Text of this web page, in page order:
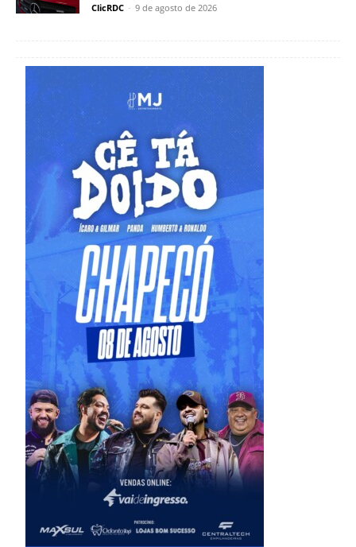
ClicRDC - 9 de agosto de 2026